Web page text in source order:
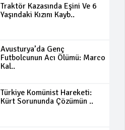
Traktör Kazasında Eşini Ve 6
Yaşındaki Kızını Kayb..
Avusturya’da Genç
Futbolcunun Acı Ölümü: Marco
Kal..
Türkiye Komünist Hareketi:
Kürt Sorununda Çözümün ..